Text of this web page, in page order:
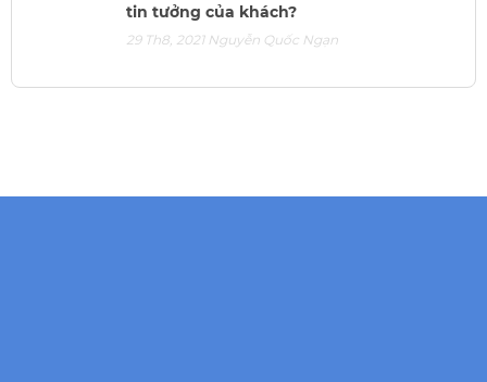
tin tưởng của khách?
29 Th8, 2021Nguyễn Quốc Ngạn